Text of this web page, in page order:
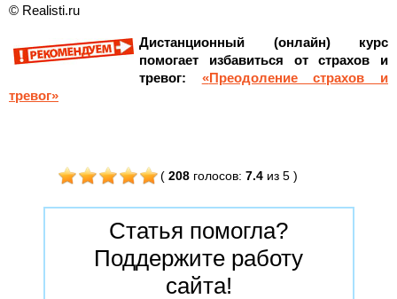
© Realisti.ru
Дистанционный (онлайн) курс
помогает избавиться от страхов и
тревог: «Преодоление страхов и
тревог»
( 208 голосов: 7.4из 5)
Статья помогла?
Поддержите работу
сайта!